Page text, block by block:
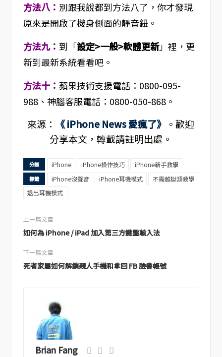
方法八： 別跟我說都到方法八了，你才發現
原來是開啟了機身側面的靜音鈕。
方法九： 到「設定>一般>軟體更新」裡，更
新到最新系統看看吧。
方法十： 蘋果技術支援電話：0800-095-
988、神腦客服電話：0800-050-868。
來源： 《 iPhone News 愛瘋了》 。歡迎
分享本文，轉載請註明出處。
分類 iPhone iPhone操作技巧 iPhone新手教學
標籤 iPhone沒聲音 iPhone耳機模式
不需越獄類教學
退出耳機模式
上一篇文章
如何為 iPhone / iPad 加入第三方鍵盤輸入法
下一篇文章
死者家屬如何解鎖親人手機和拿回 FB 臉書帳號
Brian Fang